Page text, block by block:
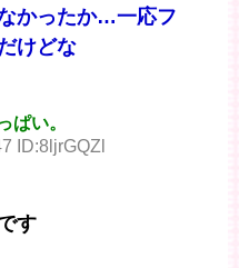
かったか…一応フ
けどな
ぱい。
ID:8ljrGQZl
す